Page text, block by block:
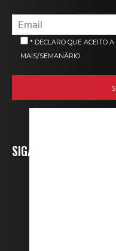
* DECLARO QUE ACEITO A
MAIS/SEMANÁRIO
SIGA-NOS